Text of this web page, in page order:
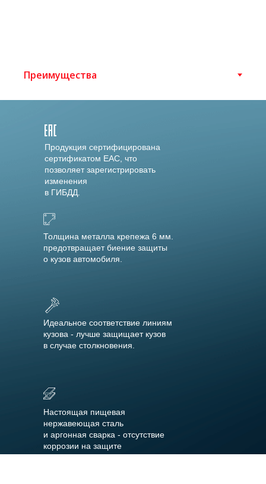
Идеальное соответствие линиям
кузова - лучше защищает кузов
в случае столкновения.
Толщина металла крепежа 6 мм.
предотвращает биение защиты
о кузов автомобиля.
Настоящая пищевая
нержавеющая сталь
и аргонная сварка - отсутствие
коррозии на защите
Продукция сертифицирована
сертификатом EAC, что
позволяет зарегистрировать
изменения
в ГИБДД.